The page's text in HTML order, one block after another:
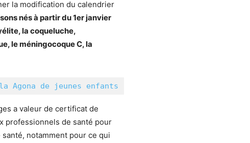
la modification du calendrier
nés à partir du 1er janvier
la coqueluche,
le méningocoque C, la
Agona de jeunes enfants
a valeur de certificat de
professionnels de santé pour
notamment pour ce qui